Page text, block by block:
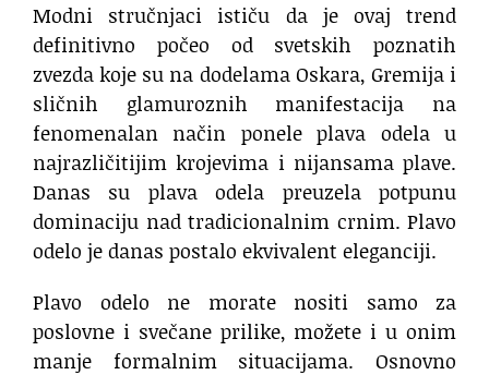
Modni stručnjaci ističu da je ovaj trend
definitivno počeo od svetskih poznatih
zvezda koje su na dodelama Oskara, Gremija i
sličnih glamuroznih manifestacija na
fenomenalan način ponele plava odela u
najrazličitijim krojevima i nijansama plave.
Danas su plava odela preuzela potpunu
dominaciju nad tradicionalnim crnim. Plavo
odelo je danas postalo ekvivalent eleganciji.
Plavo odelo ne morate nositi samo za
poslovne i svečane prilike, možete i u onim
manje formalnim situacijama. Osnovno